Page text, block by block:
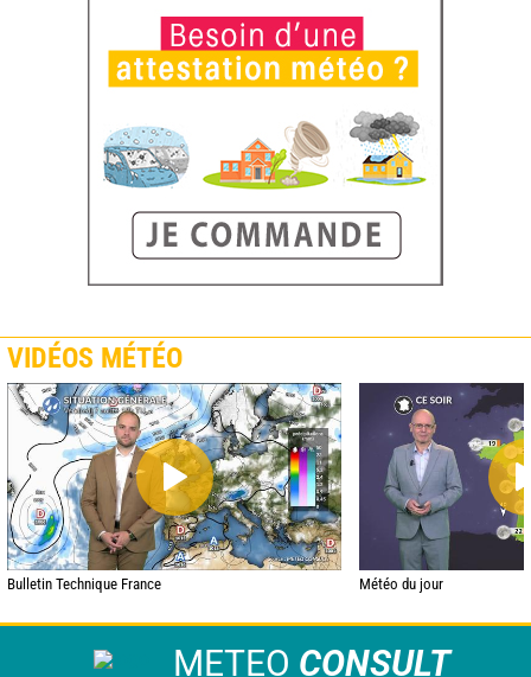
VIDÉOS MÉTÉO
Bulletin Technique France Météo du jour
METEO CONSULT